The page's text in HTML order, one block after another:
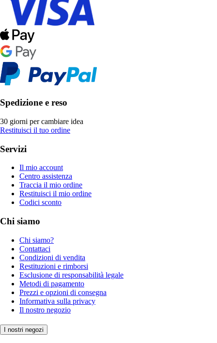
Spedizione e reso
30 giorni per cambiare idea
Restituisci il tuo ordine
Servizi
Il mio account
Centro assistenza
Traccia il mio ordine
Restituisci il mio ordine
Codici sconto
Chi siamo
Chi siamo?
Contattaci
Condizioni di vendita
Restituzioni e rimborsi
Esclusione di responsabilità legale
Metodi di pagamento
Prezzi e opzioni di consegna
Informativa sulla privacy
Il nostro negozio
I nostri negozi